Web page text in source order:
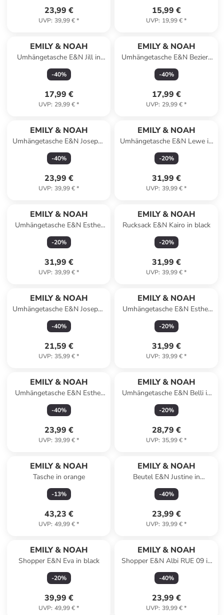
23,99 €
UVP: 39,99 €*
15,99 €
UVP: 19,99 €*
EMILY & NOAH
Umhängetasche E&N Jill in
taupe
-40%
17,99 €
UVP: 29,99 €*
EMILY & NOAH
Umhängetasche E&N Beziers
RUE 09 in beige
-40%
17,99 €
UVP: 29,99 €*
EMILY & NOAH
Umhängetasche E&N Josepha
in lightrose 646
-40%
23,99 €
UVP: 39,99 €*
EMILY & NOAH
Umhängetasche E&N Lewe in
black
-20%
31,99 €
UVP: 39,99 €*
EMILY & NOAH
Umhängetasche E&N Esther
in grey
-20%
31,99 €
UVP: 39,99 €*
EMILY & NOAH
Rucksack E&N Kairo in black
-20%
31,99 €
UVP: 39,99 €*
EMILY & NOAH
Umhängetasche E&N Josepha
in lightrose 646
-40%
21,59 €
UVP: 35,99 €*
EMILY & NOAH
Umhängetasche E&N Esther
in khaki 910
-20%
31,99 €
UVP: 39,99 €*
EMILY & NOAH
Umhängetasche E&N Esther
in rust 624
-40%
23,99 €
UVP: 39,99 €*
EMILY & NOAH
Umhängetasche E&N Belli in
cognac
-20%
28,79 €
UVP: 35,99 €*
EMILY & NOAH
Tasche in orange
-13%
43,23 €
UVP: 49,99 €*
EMILY & NOAH
Beutel E&N Justine in
lightblue
-40%
23,99 €
UVP: 39,99 €*
EMILY & NOAH
Shopper E&N Eva in black
-20%
39,99 €
UVP: 49,99 €*
EMILY & NOAH
Shopper E&N Albi RUE 09 in
beige 400
-40%
23,99 €
UVP: 39,99 €*